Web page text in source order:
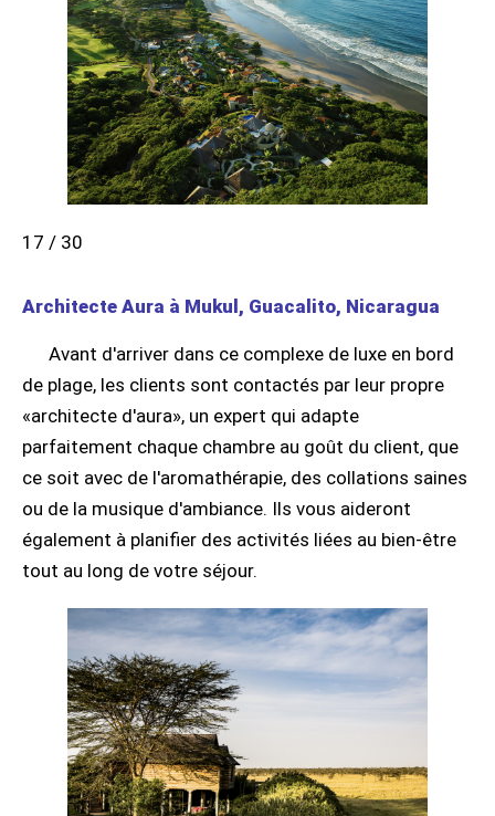
17 / 30
Architecte Aura à Mukul, Guacalito, Nicaragua
Avant d'arriver dans ce complexe de luxe en bord
de plage, les clients sont contactés par leur propre
«architecte d'aura», un expert qui adapte
parfaitement chaque chambre au goût du client, que
ce soit avec de l'aromathérapie, des collations saines
ou de la musique d'ambiance. Ils vous aideront
également à planifier des activités liées au bien-être
tout au long de votre séjour.